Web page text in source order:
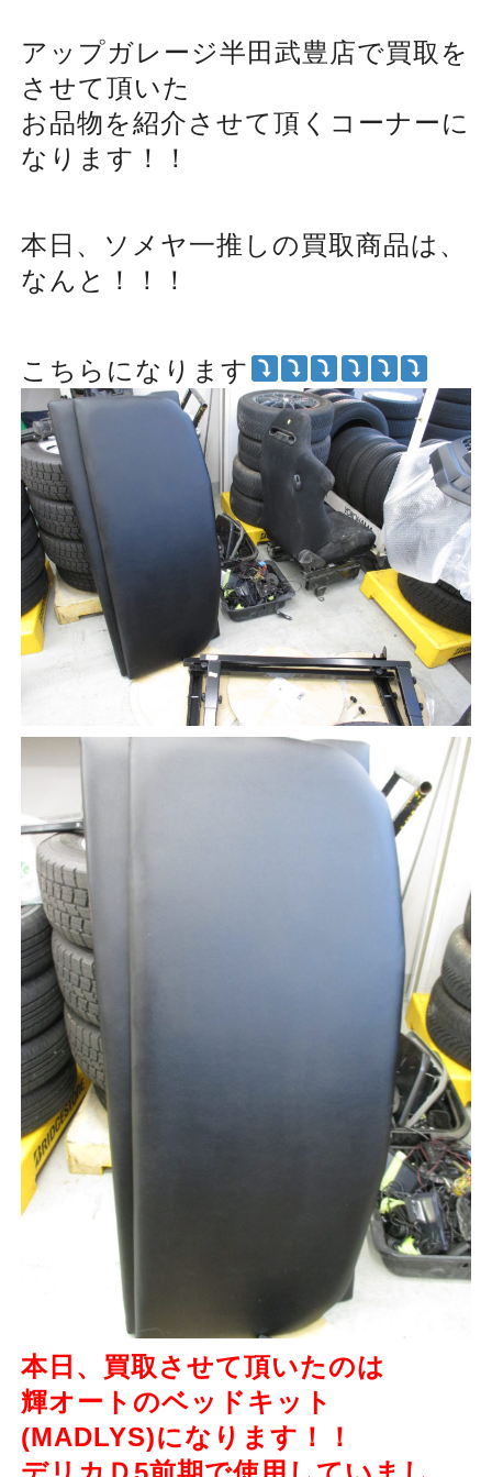
アップガレージ半田武豊店で買取を
させて頂いた
お品物を紹介させて頂くコーナーに
なります！！
本日、ソメヤ一推しの買取商品は、
なんと！！！
こちらになります
本日、買取させて頂いたのは
輝オートのベッドキット
(MADLYS)になります！！